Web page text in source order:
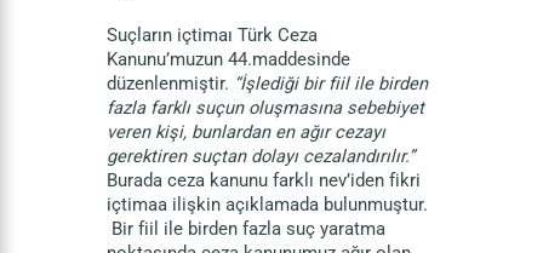
Suçların içtimaı Türk Ceza
Kanunu’muzun 44.maddesinde
düzenlenmiştir. “İşlediği bir fiil ile birden
fazla farklı suçun oluşmasına sebebiyet
veren kişi, bunlardan en ağır cezayı
gerektiren suçtan dolayı cezalandırılır.”
Burada ceza kanunu farklı nev’iden fikri
içtimaa ilişkin açıklamada bulunmuştur.
Bir fiil ile birden fazla suç yaratma